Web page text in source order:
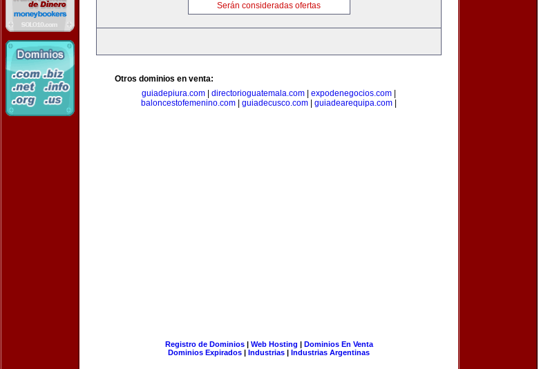
Serán consideradas ofertas
Otros dominios en venta:
guiadepiura.com
directorioguatemala.com expodenegocios.com
baloncestofemenino.com
guiadecusco.com guiadearequipa.com
Registro de Dominios| Web Hosting | Dominios En Venta
Dominios Expirados | Industrias | Industrias Argentinas